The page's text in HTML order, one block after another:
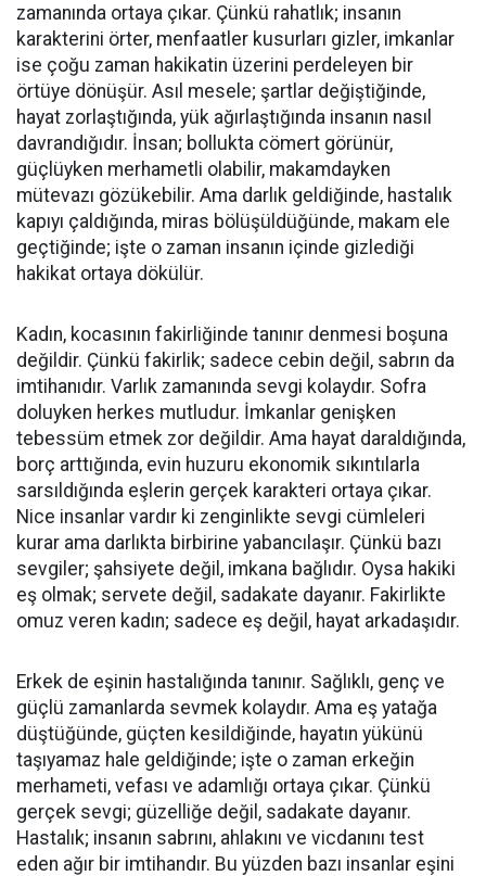
zamanında ortaya çıkar. Çünkü rahatlık; insanın
karakterini örter, menfaatler kusurları gizler, imkanlar
ise çoğu zaman hakikatin üzerini perdeleyen bir
örtüye dönüşür. Asıl mesele; şartlar değiştiğinde,
hayat zorlaştığında, yük ağırlaştığında insanın nasıl
davrandığıdır. İnsan; bollukta cömert görünür,
güçlüyken merhametli olabilir, makamdayken
mütevazı gözükebilir. Ama darlık geldiğinde, hastalık
kapıyı çaldığında, miras bölüşüldüğünde, makam ele
geçtiğinde; işte o zaman insanın içinde gizlediği
hakikat ortaya dökülür.
Kadın, kocasının fakirliğinde tanınır denmesi boşuna
değildir. Çünkü fakirlik; sadece cebin değil, sabrın da
imtihanıdır. Varlık zamanında sevgi kolaydır. Sofra
doluyken herkes mutludur. İmkanlar genişken
tebessüm etmek zor değildir. Ama hayat daraldığında,
borç arttığında, evin huzuru ekonomik sıkıntılarla
sarsıldığında eşlerin gerçek karakteri ortaya çıkar.
Nice insanlar vardır ki zenginlikte sevgi cümleleri
kurar ama darlıkta birbirine yabancılaşır. Çünkü bazı
sevgiler; şahsiyete değil, imkana bağlıdır. Oysa hakiki
eş olmak; servete değil, sadakate dayanır. Fakirlikte
omuz veren kadın; sadece eş değil, hayat arkadaşıdır.
Erkek de eşinin hastalığında tanınır. Sağlıklı, genç ve
güçlü zamanlarda sevmek kolaydır. Ama eş yatağa
düştüğünde, güçten kesildiğinde, hayatın yükünü
taşıyamaz hale geldiğinde; işte o zaman erkeğin
merhameti, vefası ve adamlığı ortaya çıkar. Çünkü
gerçek sevgi; güzelliğe değil, sadakate dayanır.
Hastalık; insanın sabrını, ahlakını ve vicdanını test
eden ağır bir imtihandır. Bu yüzden bazı insanlar eşini